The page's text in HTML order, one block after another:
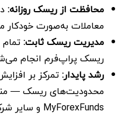
محافظت از ریسک روزانه:
معاملات به‌صورت
مدیریت ریسک ثابت:
ریسک پراپ‌فرم انجام
رشد پایدار:تمرکز بر
MyForexFunds و سایر شرکت‌ها.